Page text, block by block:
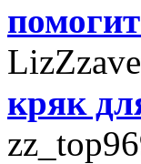
кряк